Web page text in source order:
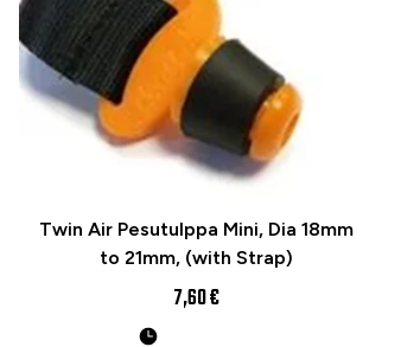
Twin Air Pesutulppa Mini, Dia 18mm
to 21mm, (with Strap)
7,60 €